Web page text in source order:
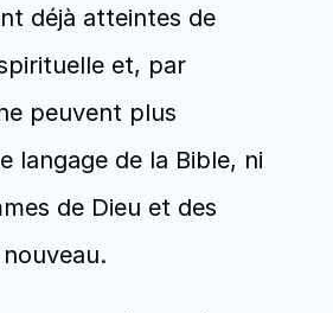
déjà atteintes de
et, par
peuvent plus
langage de la Bible, ni
de Dieu et des